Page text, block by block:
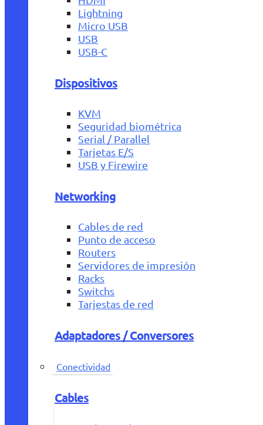
Lightning
Micro USB
USB
USB-C
Dispositivos
KVM
Seguridad biométrica
Serial / Parallel
Tarjetas E/S
USB y Firewire
Networking
Cables de red
Punto de acceso
Routers
Servidores de impresión
Racks
Switchs
Tarjestas de red
Adaptadores / Conversores
Conectividad
Cables